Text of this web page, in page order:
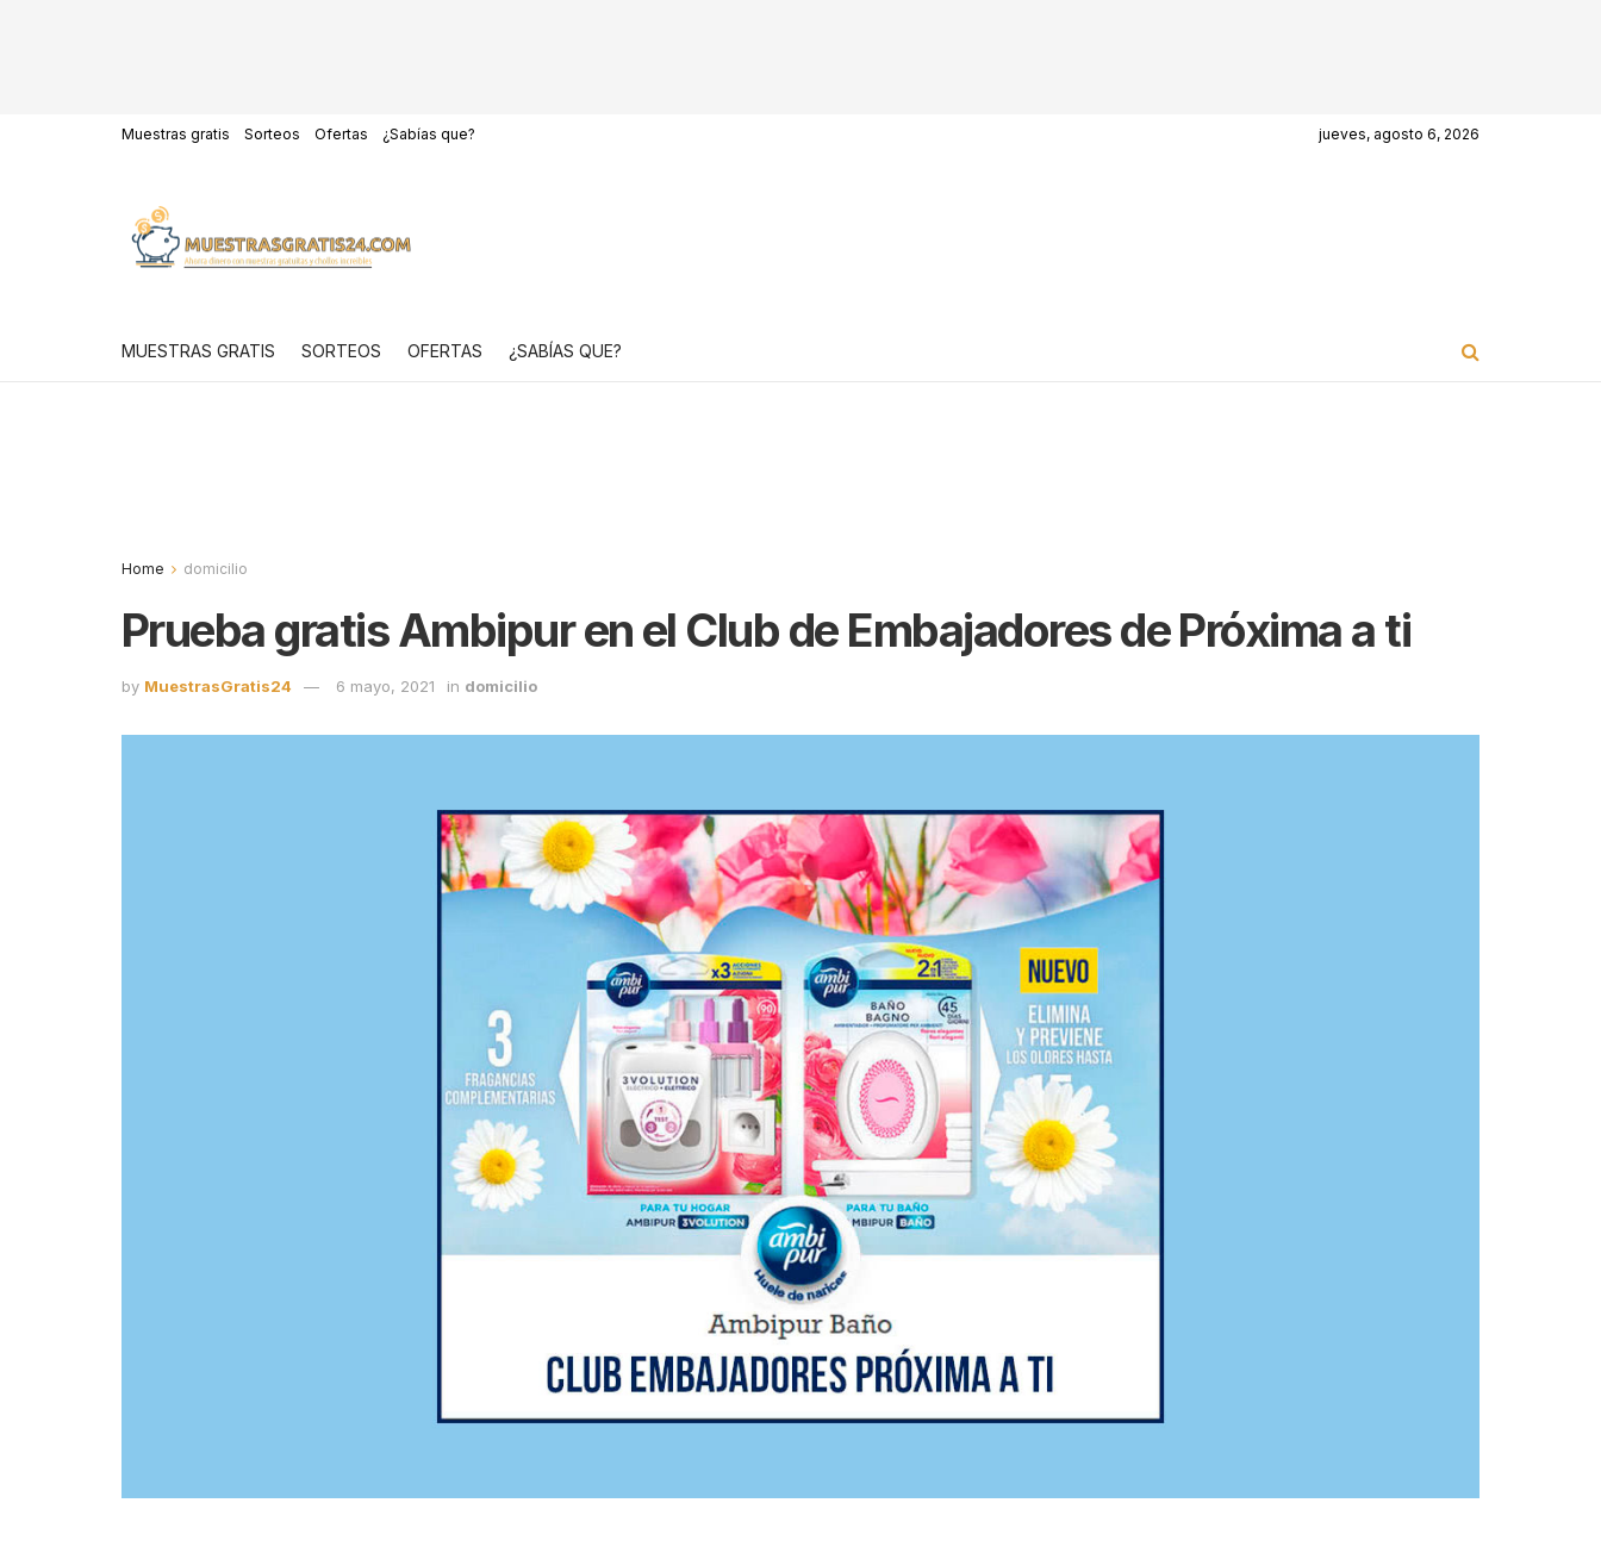
Muestras gratis Sorteos Ofertas ¿Sabías que? jueves, agosto 6, 2026
MUESTRAS GRATIS SORTEOS OFERTAS ¿SABÍAS QUE?
Home domicilio
Prueba gratis Ambipur en el Club de Embajadores de Próxima a ti
by MuestrasGratis24 6 mayo, 2021 in domicilio